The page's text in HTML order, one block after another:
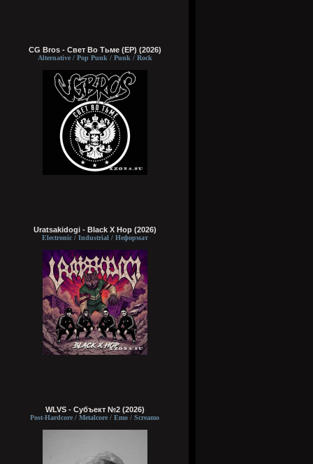
CG Bros - Свет Во Тьме (EP) (2026)
Alternative / Pop Punk / Punk / Rock
Uratsakidogi - Black X Hop (2026)
Electronic / Industrial / Неформат
WLVS - Субъект №2 (2026)
Post-Hardcore / Metalcore / Emo / Screamo